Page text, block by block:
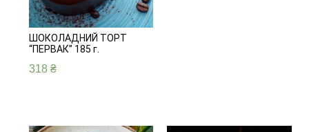
ШОКОЛАДНИЙ ТОРТ
“ПЕРВАК” 185 г.
318 ₴